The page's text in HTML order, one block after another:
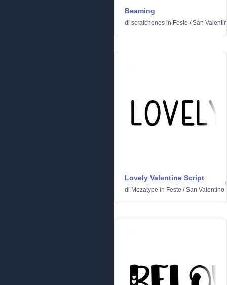
Beaming
di scratchones in Feste /San
Lovely Valentine Script
di Mozatype in Feste /San Valentino